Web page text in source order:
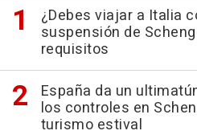
¿Debes viajar a Italia
suspensión de
requisitos
España da un
los controles en
turismo estival